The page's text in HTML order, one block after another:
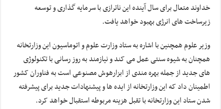
خداوند متعال برای سال آینده این ناترازی با سرمایه گذاری و توسعه
زیرساخت های انرژی بهبود خواهد یافت.
وزیر علوم همچنین با اشاره به ستاد وزارت علوم و اتوماسیون این وزارتخانه
همچنان به شیوه سنتی عمل می کند و نیازمند به روز رسانی با تکنولوژی
های جدید از جمله بهره مندی از ابزارهوش مصنوعی است به فناوران کشور
اطمینان داد که این وزارتخانه از ایده ها و پیشنهادات جدید برای پیشرفته
شدن ستاد این وزارتخانه با تقبل هزینه مربوطه استقبال خواهد کرد.